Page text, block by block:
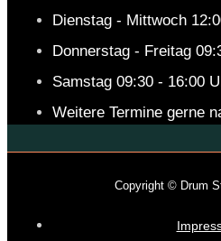
Dienstag - Mittwoch
Donnerstag - Freitag
Samstag 09:30 - 16:00
Weitere Termine gerne
Copyright © Drum